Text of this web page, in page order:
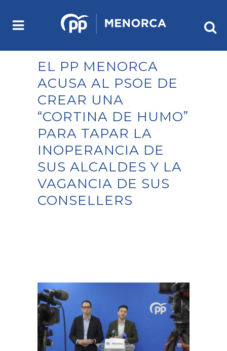
EL PP MENORCA
ACUSA AL PSOE DE
CREAR UNA
“CORTINA DE HUMO”
PARA TAPAR LA
INOPERANCIA DE
SUS ALCALDES Y LA
VAGANCIA DE SUS
CONSELLERS